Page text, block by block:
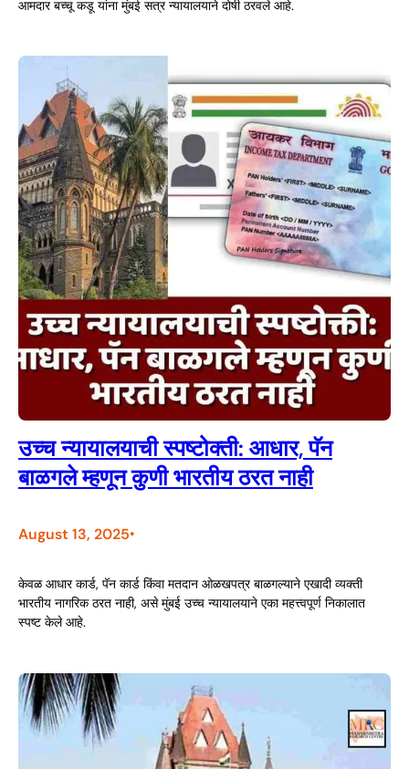
आमदार बच्चू कडू यांना मुंबई सत्र न्यायालयाने दोषी ठरवले आहे.
उच्च न्यायालयाची स्पष्टोक्ती: आधार, पॅन
बाळगले म्हणून कुणी भारतीय ठरत नाही
August 13, 2025•
केवळ आधार कार्ड, पॅन कार्ड किंवा मतदान ओळखपत्र बाळगल्याने एखादी व्यक्ती
भारतीय नागरिक ठरत नाही, असे मुंबई उच्च न्यायालयाने एका महत्त्वपूर्ण निकालात
स्पष्ट केले आहे.